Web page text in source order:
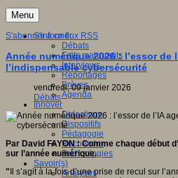
Menu
S'informer
Débats
Faits marquants
Interviews
Reportages
Brèves
Agenda
Innover
Didactique
Dispositifs
Pédagogie
Recherche
Technologies
Savoir(s)
Analyses
S'abonner à ce flux RSS
Année numérique 2026 : l’essor de
l’indispensable cybersécurité
vendredi, 09 janvier 2026
Débats
Par David FAYON : Comme chaque début
sur l’année numérique.
" Il s’agit à la fois d’une prise de recul sur